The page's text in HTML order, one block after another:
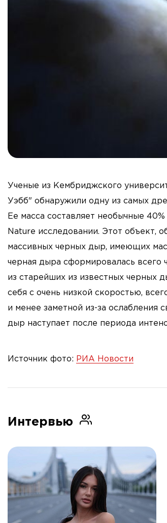
Ученые из Кембриджского
Уэбб" обнаружили одну из самых
Ее масса составляет необычные
Nature исследовании. Этот объект,
массивных черных дыр, имеющих
черная дыра сформировалась всего
из старейших из известных черных
себя с очень низкой скоростью,
и менее заметной из-за ослабления
дыр наступает после периода
Источник фото: РИА Новости
Интервью